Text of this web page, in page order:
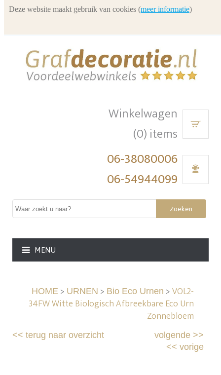
Winkelwagen
(0) items
06-38080006
06-54944099
Zoeken
MENU
HOME> URNEN > Bio Eco Urnen >VOL2-
34FW Witte Biologisch Afbreekbare Eco Urn
Zonnebloem
<<terug naar overzicht volgende>>
<< vorige
Deze website maakt gebruik van cookies (meer informatie)